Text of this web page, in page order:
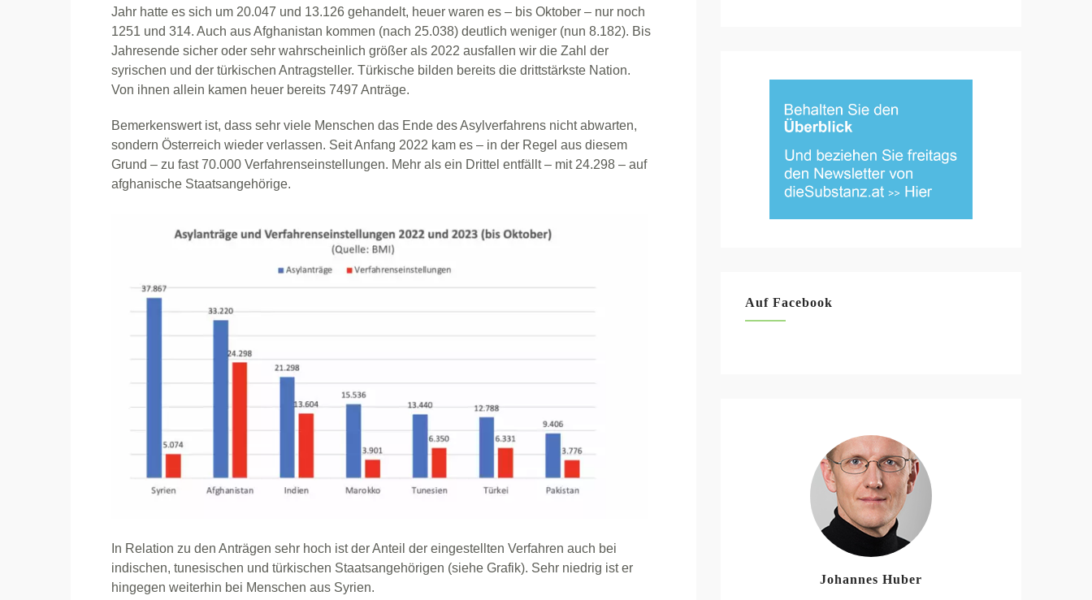
Jahr hatte es sich um 20.047 und 13.126 gehandelt, heuer waren es – bis Oktober – nur noch
1251 und 314. Auch aus Afghanistan kommen (nach 25.038) deutlich weniger (nun 8.182). Bis
Jahresende sicher oder sehr wahrscheinlich größer als 2022 ausfallen wir die Zahl der
syrischen und der türkischen Antragsteller. Türkische bilden bereits die drittstärkste Nation.
Von ihnen allein kamen heuer bereits 7497 Anträge.
Bemerkenswert ist, dass sehr viele Menschen das Ende des Asylverfahrens nicht abwarten,
sondern Österreich wieder verlassen. Seit Anfang 2022 kam es – in der Regel aus diesem
Grund – zu fast 70.000 Verfahrenseinstellungen. Mehr als ein Drittel entfällt – mit 24.298 – auf
afghanische Staatsangehörige.
In Relation zu den Anträgen sehr hoch ist der Anteil der eingestellten Verfahren auch bei
indischen, tunesischen und türkischen Staatsangehörigen (siehe Grafik). Sehr niedrig ist er
hingegen weiterhin bei Menschen aus Syrien.
Auf Facebook
Johannes Huber